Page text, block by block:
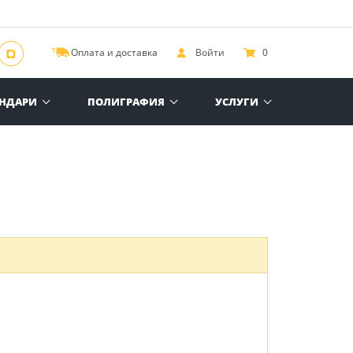
Оплата и доставка Войти 0
ПОЛИГРАФИЯ УСЛУГИ